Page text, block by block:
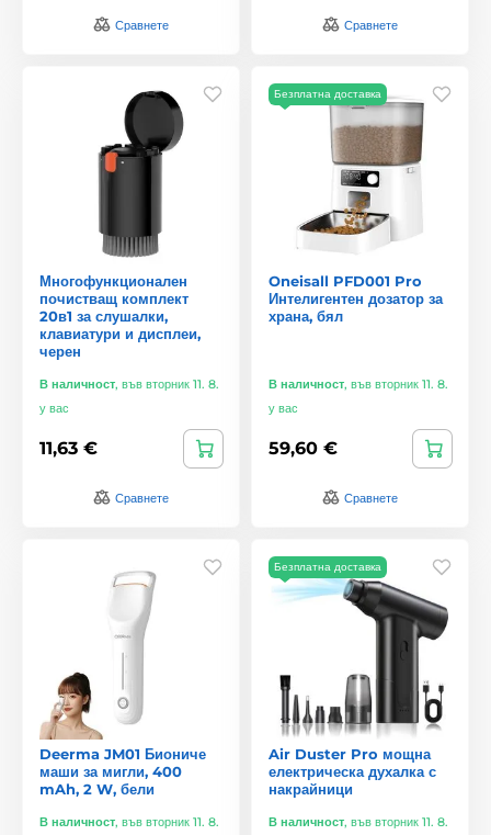
Сравнете Сравнете
Многофункционален
почистващ комплект
20в1 за слушалки,
клавиатури и дисплеи,
черен
В наличност, във вторник 11. 8.
у вас
11,63 €
Сравнете
Безплатна доставка
Oneisall PFD001 Pro
Интелигентен дозатор за
храна, бял
В наличност, във вторник 11. 8.
у вас
59,60 €
Сравнете
Deerma JM01 Биониче
маши за мигли, 400
mAh, 2 W, бели
В наличност, във вторник 11. 8.
Безплатна доставка
Air Duster Pro мощна
електрическа духалка с
накрайници
В наличност, във вторник 11. 8.